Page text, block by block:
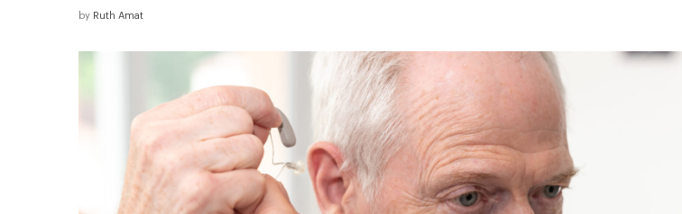
by Ruth Amat